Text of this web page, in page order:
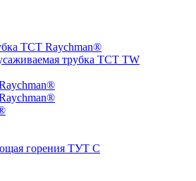
ТCT Raychman®
трубка ТCT TW
горения ТУТ С